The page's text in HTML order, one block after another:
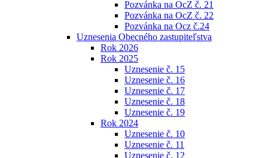
Pozvánka na OcZ č. 21
Pozvánka na OcZ č. 22
Pozvánka na Ocz č.24
Uznesenia Obecného zastupiteľstva
Rok 2026
Rok 2025
Uznesenie č. 15
Uznesenie č. 16
Uznesenie č. 17
Uznesenie č. 18
Uznesenie č. 19
Rok 2024
Uznesenie č. 10
Uznesenie č. 11
Uznesenie č. 12